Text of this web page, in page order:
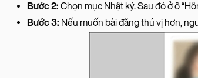
Bước 2: Chọn mục Nhật ký. Sau đó ở ô
Bước 3: Nếu muốn bài đăng thú vị hơn,